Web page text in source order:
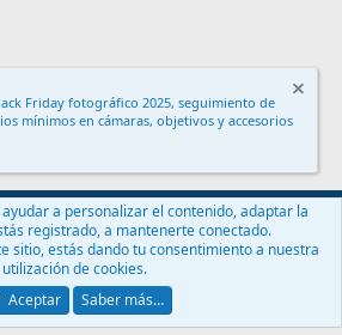
reglas Política de privacidad
Ayuda
® © 2010-2024 XenForo Ltd.
Friday fotográfico 2025, seguimiento de
mínimos en cámaras, objetivos y accesorios
a personalizar el contenido, adaptar la
registrado, a mantenerte conectado.
sitio, estás dando tu consentimiento a nuestra
utilización de cookies.
Aceptar
Saber más…